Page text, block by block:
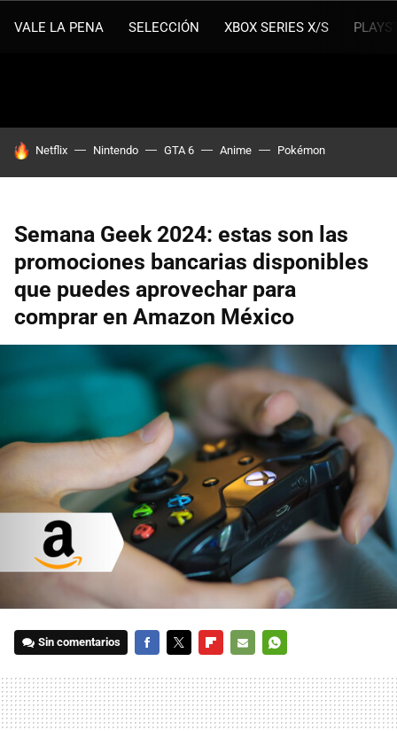
VALE LA PENA SELECCIÓN XBOX SERIES X/S
HOY SE HABLA DE
Netflix Nintendo GTA 6 Anime Pokémon
Semana Geek 2024: estas son las
promociones bancarias disponibles
que puedes aprovechar para
comprar en Amazon México
Sin comentarios
MAIL